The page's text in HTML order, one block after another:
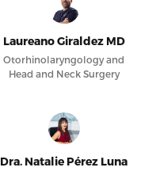
Laureano Giraldez MD
Otorhinolaryngology and
Head and Neck Surgery
Dra. Natalie Pérez Luna